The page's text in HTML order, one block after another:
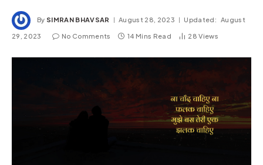
By SIMRAN BHAVSAR August 28, 2023 Updated: August
29, 2023 No Comments 14 Mins Read 28Views